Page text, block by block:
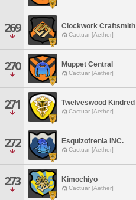
269 Clockwork Craftsmith
Cactuar [Aether]
270 Muppet Central
Cactuar [Aether]
271 Twelveswood Kindred
Cactuar [Aether]
272 Esquizofrenia INC.
Cactuar [Aether]
273 Kimochiyo
Cactuar [Aether]